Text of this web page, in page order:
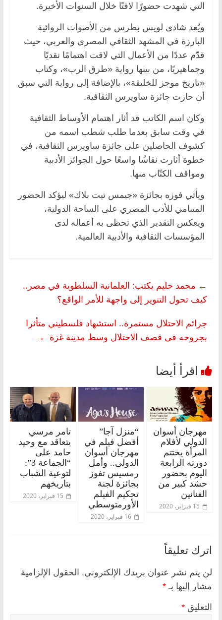
التي شهدت حضورًا لافتًا خلال السنوات الأخيرة.
ويُعد شادي لويس بطرس من الأصوات الروائية
البارزة في المشهد الثقافي المصري والعربي، حيث
قدّم عددًا من الأعمال التي لاقت اهتمامًا نقديًا
وجماهيريًا، من بينها رواية «طرق الرب»، وكتاب
«تاريخ موجز للخليقة»، بالإضافة إلى رواية التي سبق
أن حازت جائزة ساويرس الثقافية.
وكان اسم الكاتب قد أثار اهتمام الأوساط الثقافية
في وقت سابق بعدما طلب شطب اسمه من
كشوف الحاصلين على جائزة ساويرس الثقافية، في
خطوة أثارت نقاشًا واسعًا حول الجوائز الأدبية
ومواقف الكتّاب منها.
ويأتي فوزه بجائزة «جيمس تيت بلاك» ليؤكد الحضور
المتنامي للأدب المصري على الساحة الدولية،
ويعكس التقدير الذي تحظى به أعماله لدى
المؤسسات الثقافية والأدبية العالمية.
← محمد حليم يكتب: العلمانية السلطوية في مصر..
كيف تحول التنوير إلى واجهة للأمر الواقع؟
جرائم الاحتلال مستمرة.. استشهاد فلسطيني متأثرا
بجروحه في قصف الاحتلال وسط مدينة غزة →
مهرجان أسوان
الدولي لأفلام
المرأة يختتم
دورته الرابعة
اليوم بحضور
حشد كبير من
الفنانين
15 فبراير، 2020
“منزل آجا”
أفضل فيلم في
مهرجان أسوان
الدولى.. وأمل
رمسيس تفوز
بجائزة لجنة
تحكيم الفيلم
الأورمتوسطي
16 فبراير، 2020
تامر مرسي
يتعاقد مع وحيد
حامد على
“الجماعة 3”:
لتوعية الشباب
بتاريخهم
15 فبراير، 2020
اترك تعليقاً
لن يتم نشر عنوان بريدك الإلكتروني. الحقول الإلزامية
مشار إليها بـ *
التعليق *